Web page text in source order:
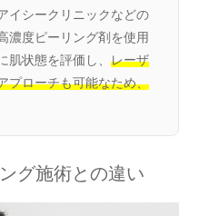
イシークリニックなどの
濃度ピーリング剤を使用
肌状態を評価し、 レーザ
プローチも可能なため、
グ施術との違い